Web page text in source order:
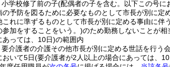
小学校修了前の子(配偶者の子を含む。以下この号に
の予防を図るために必要なものとして市長が別に定
これに準ずるものとして市長が別に定める事由に
参加をすることをいう。)のため勤務しないことが
あっては、10日)の範囲内
要介護者の介護その他市長が別に定める世話を行
おいて5日(要介護者が2人以上の場合にあっては、